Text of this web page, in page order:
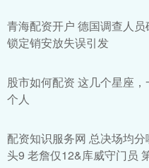
青海配资开户 德国调查人
锁定销安放失误引发
股市如何配资 这几个星座
个人
配资知识服务网 总决场均
头9 老詹仅12&库威守门员